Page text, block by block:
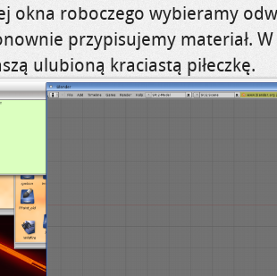
okna roboczego wybieramy
przypisujemy materiał.
ulubioną kraciastą piłeczkę.